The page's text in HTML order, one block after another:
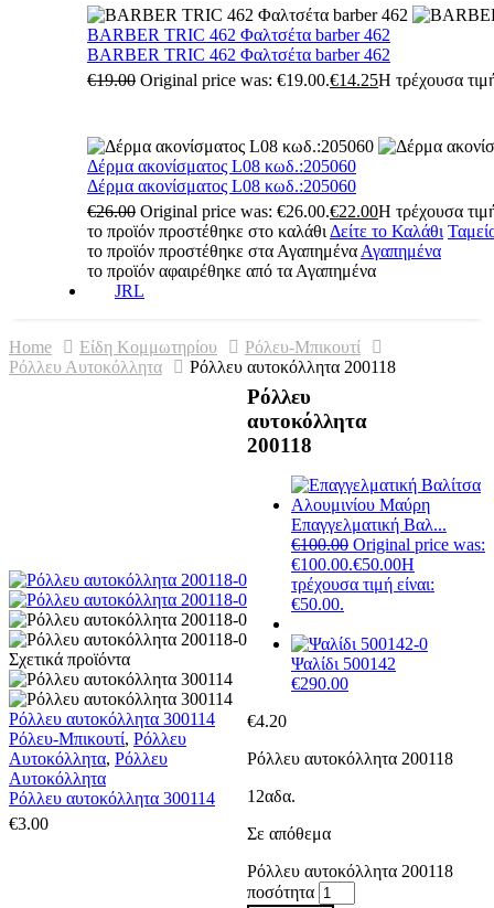
BARBER TRIC 462 Φαλτσέτα barber 462
BARBER TRIC 462 Φαλτσέτα barber 462
€19.00 Original price was: €19.00.€14.25Η τρέχουσα
Δέρμα ακονίσματος L08 κωδ.:205060
Δέρμα ακονίσματος L08 κωδ.:205060
€26.00 Original price was: €26.00.€22.00Η τρέχουσα
το προϊόν προστέθηκε στο καλάθι Δείτε το Καλάθι
το προϊόν προστέθηκε στα Αγαπημένα Αγαπημένα
το προϊόν αφαιρέθηκε από τα Αγαπημένα
JRL
Home Είδη Κομμωτηρίου
Ρόλευ-Μπικουτί
Ρόλλευ Αυτοκόλλητα
Ρόλλευ αυτοκόλλητα 200118
Ρόλλευ
αυτοκόλλητα
200118
Επαγγελματική Βαλ...
€100.00 Original price was:
€100.00.€50.00Η
τρέχουσα τιμή είναι:
€50.00.
Ψαλίδι 500142
€290.00
€4.20
Ρόλλευ αυτοκόλλητα 200118
12αδα.
Σε απόθεμα
Ρόλλευ αυτοκόλλητα 200118
ποσότητα
Σχετικά προϊόντα
Ρόλλευ αυτοκόλλητα 300114
Ρόλευ-Μπικουτί, Ρόλλευ
Αυτοκόλλητα, Ρόλλευ
Αυτοκόλλητα
Ρόλλευ αυτοκόλλητα 300114
€3.00